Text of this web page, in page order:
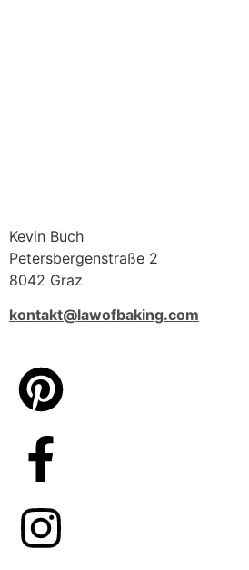
Kevin Buch
Petersbergenstraße 2
8042 Graz
kontakt@lawofbaking.com